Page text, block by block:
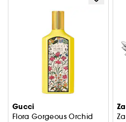
Gucci
Flora Gorgeous Orchid